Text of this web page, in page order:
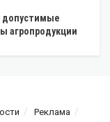
допустимые
агропродукции
Реклама